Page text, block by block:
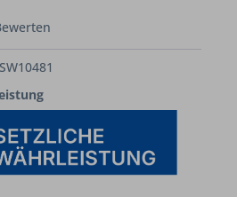
SW10481